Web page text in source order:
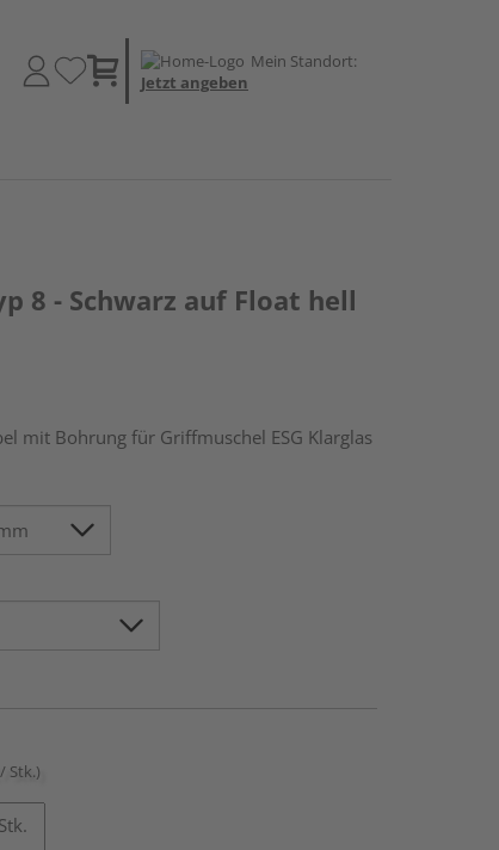
Mein Standort:
Jetzt angeben
8 - Schwarz auf Float hell
mit Bohrung für Griffmuschel ESG Klarglas
Stk.)
Stk.